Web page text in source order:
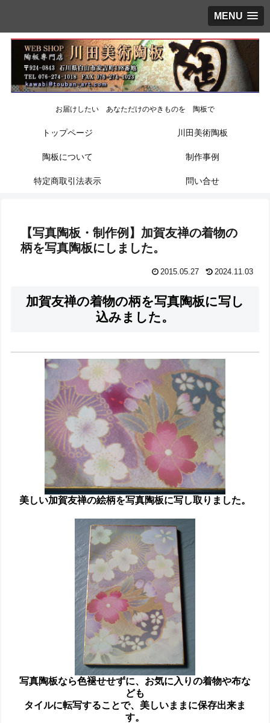
MENU
お届けしたい あなただけのやきものを 陶板で
トップページ 川田美術陶板
陶板について 制作事例
特定商取引法表示 問い合せ
【写真陶板・制作例】加賀友禅の着物の
柄を写真陶板にしました。
2015.05.27 2024.11.03
加賀友禅の着物の柄を写真陶板に写し
込みました。
美しい加賀友禅の絵柄を写真陶板に写し取りました。
写真陶板なら色褪せせずに、 お気に入りの着物や布な
ども
タイルに転写することで、美しいままに保存出来ま
す。